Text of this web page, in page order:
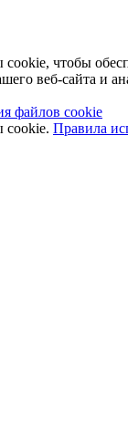
чтобы
веб-сайта и
файлов cookie
cookie. Правила